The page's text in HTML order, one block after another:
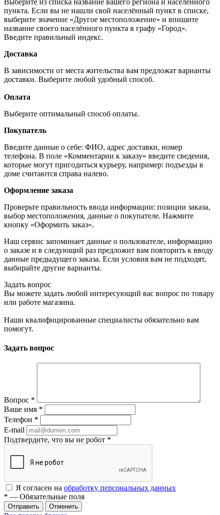
пункта. Если вы не нашли свой населённый пункт в списке,
выберите значение «Другое местоположение» и впишите
название своего населённого пункта в графу «Город».
Введите правильный индекс.
Доставка
В зависимости от места жительства вам предложат варианты
доставки. Выберите любой удобный способ.
Оплата
Выберите оптимальный способ оплаты.
Покупатель
Введите данные о себе: ФИО, адрес доставки, номер
телефона. В поле «Комментарии к заказу» введите сведения,
которые могут пригодиться курьеру, например: подъезды в
доме считаются справа налево.
Оформление заказа
Проверьте правильность ввода информации: позиции заказа,
выбор местоположения, данные о покупателе. Нажмите
кнопку «Оформить заказ».
Наш сервис запоминает данные о пользователе, информацию
о заказе и в следующий раз предложит вам повторить к вводу
данные предыдущего заказа. Если условия вам не подходят,
выбирайте другие варианты.
Задать вопрос
Вы можете задать любой интересующий вас вопрос по товару
или работе магазина.
Наши квалифицированные специалисты обязательно вам
помогут.
Задать вопрос
Вопрос *
Ваше имя *
Телефон *
E-mail
Подтвердите, что вы не робот *
Я согласен на обработку персональных данных
* — Обязательные поля
Отменить